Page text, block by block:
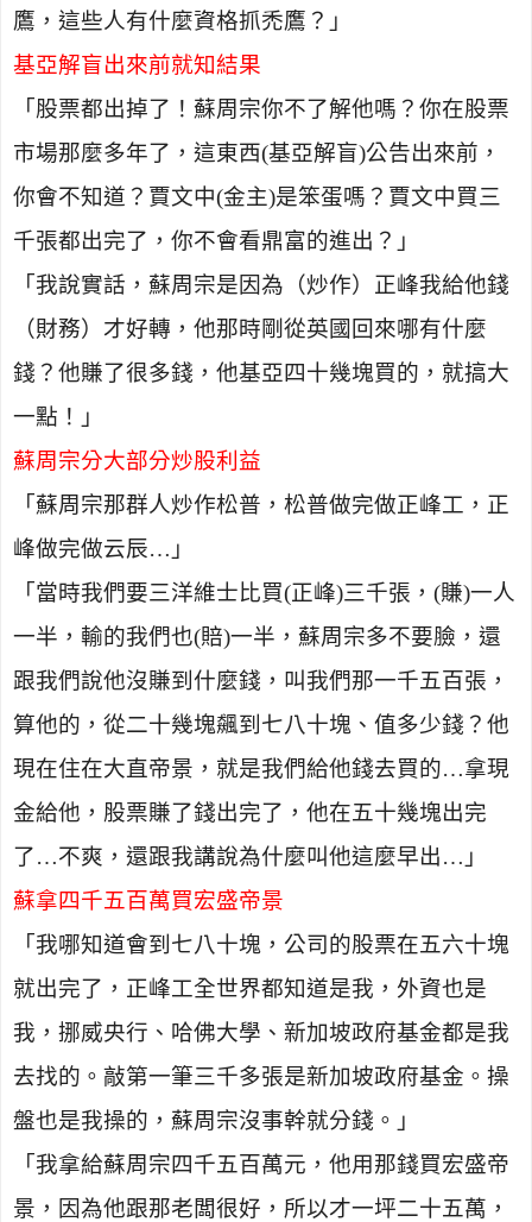
鷹，這些人有什麼資格抓禿鷹？」
基亞解盲出來前就知結果
「股票都出掉了！蘇周宗你不了解他嗎？你在股票
市場那麼多年了，這東西(基亞解盲)公告出來前，
你會不知道？賈文中(金主)是笨蛋嗎？賈文中買三
千張都出完了，你不會看鼎富的進出？」
「我說實話，蘇周宗是因為（炒作）正峰我給他錢
（財務）才好轉，他那時剛從英國回來哪有什麼
錢？他賺了很多錢，他基亞四十幾塊買的，就搞大
一點！」
蘇周宗分大部分炒股利益
「蘇周宗那群人炒作松普，松普做完做正峰工，正
峰做完做云辰…」
「當時我們要三洋維士比買(正峰)三千張， (賺)一人
一半，輸的我們也(賠)一半，蘇周宗多不要臉，還
跟我們說他沒賺到什麼錢，叫我們那一千五百張，
算他的，從二十幾塊飆到七八十塊、值多少錢？他
現在住在大直帝景，就是我們給他錢去買的…拿現
金給他，股票賺了錢出完了，他在五十幾塊出完
了…不爽，還跟我講說為什麼叫他這麼早出…」
蘇拿四千五百萬買宏盛帝景
「我哪知道會到七八十塊，公司的股票在五六十塊
就出完了，正峰工全世界都知道是我，外資也是
我，挪威央行、哈佛大學、新加坡政府基金都是我
去找的。敲第一筆三千多張是新加坡政府基金。操
盤也是我操的，蘇周宗沒事幹就分錢。」
「我拿給蘇周宗四千五百萬元，他用那錢買宏盛帝
景，因為他跟那老闆很好，所以才一坪二十五萬，